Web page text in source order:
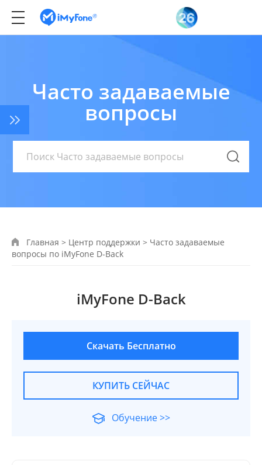
Часто задаваемые
вопросы
Главная > Центр поддержки > Часто задаваемые
вопросы по iMyFone D-Back
iMyFone D-Back
Скачать Бесплатно
КУПИТЬ СЕЙЧАС
Обучение >>